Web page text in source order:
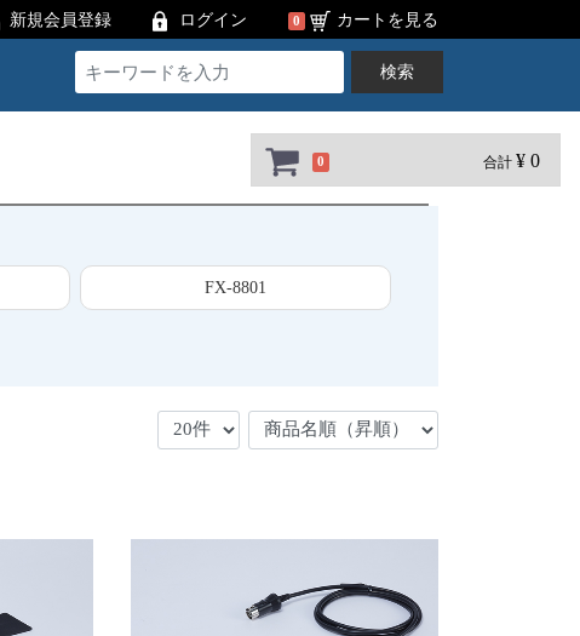
0 合計 ¥ 0
新規会員登録 ログイン 0 カートを見る
検索
FX-8801